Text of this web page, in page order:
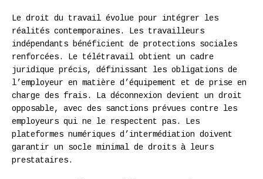
Le droit du travail évolue pour intégrer les
réalités contemporaines. Les travailleurs
indépendants bénéficient de protections sociales
renforcées. Le télétravail obtient un cadre
juridique précis, définissant les obligations de
l’employeur en matière d’équipement et de prise en
charge des frais. La déconnexion devient un droit
opposable, avec des sanctions prévues contre les
employeurs qui ne le respectent pas. Les
plateformes numériques d’intermédiation doivent
garantir un socle minimal de droits à leurs
prestataires.